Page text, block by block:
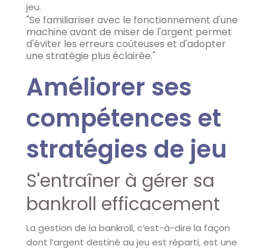
jeu.
"Se familiariser avec le fonctionnement d'une
machine avant de miser de l'argent permet
d'éviter les erreurs coûteuses et d'adopter
une stratégie plus éclairée."
Améliorer ses
compétences et
stratégies de jeu
S'entraîner à gérer sa
bankroll efficacement
La gestion de la bankroll, c’est-à-dire la façon
dont l’argent destiné au jeu est réparti, est une